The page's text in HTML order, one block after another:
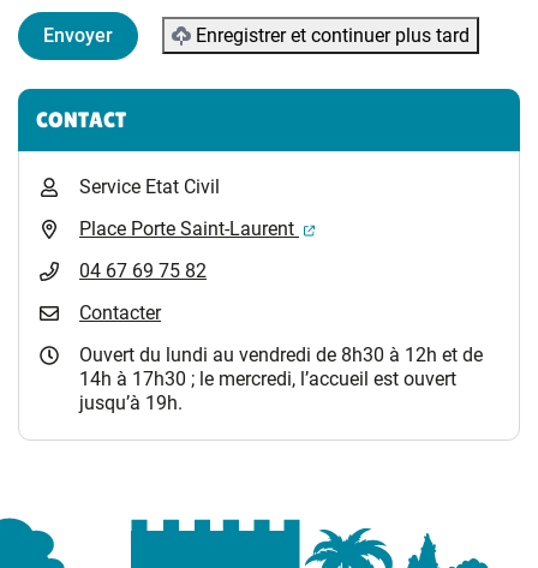
Enregistrer et continuer plus tard
Informations complémentaires
CONTACT
Service Etat Civil
Place Porte Saint-Laurent
(ouverture dans un
04 67 69 75 82
Contacter
Ouvert du lundi au vendredi de 8h30 à 12h et de
14h à 17h30 ; le mercredi, l’accueil est ouvert
jusqu’à 19h.